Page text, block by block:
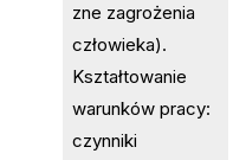
zne zagrożenia
człowieka).
Kształtowanie
warunków pracy:
czynniki